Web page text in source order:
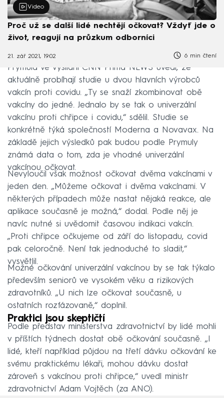
Video
Proč už se další lidé nechtějí očkovat? Vždyť jde o
život, reagují na průzkum odborníci
21. zář 2021, 19:02 6 min čtení
Prymula ve vysílání CNN Prima NEWS uvedl, že
aktuálně probíhají studie u dvou hlavních výrobců
vakcín proti covidu. „Ty se snaží zkombinovat obě
vakcíny do jedné. Jednalo by se tak o univerzální
vakcínu proti chřipce i covidu,“ sdělil. Studie se
konkrétně týká společností Moderna a Novavax. Na
základě jejich výsledků pak budou podle Prymuly
známá data o tom, zda je vhodné univerzální
vakcínou očkovat.
Nevyloučil však možnost očkovat dvěma vakcínami v
jeden den. „Můžeme očkovat i dvěma vakcínami. V
některých případech může nastat nějaká reakce, ale
aplikace současně je možná,“ dodal. Podle něj je
navíc nutné si uvědomit časovou indikaci vakcín.
„Proti chřipce očkujeme od září do listopadu, covid
pak celoročně. Není tak jednoduché to sladit,“
vysvětlil.
Možné očkování univerzální vakcínou by se tak týkalo
především seniorů ve vysokém věku a rizikových
zdravotníků. „U nich lze očkovat současně, u
ostatních rozfázovaně,“ doplnil.
Praktici jsou skeptičtí
Podle představ ministerstva zdravotnictví by lidé mohli
v příštích týdnech dostat obě očkování současně. „I
lidé, kteří například půjdou na třetí dávku očkování ke
svému praktickému lékaři, mohou dávku dostat
zároveň s vakcínou proti chřipce,“ uvedl ministr
zdravotnictví Adam Vojtěch (za ANO).